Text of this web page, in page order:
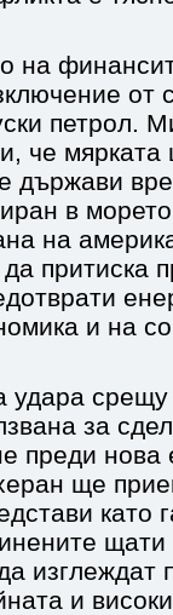
на
от
петрол.
че
държави
в
на
притиска
и на
удара
за
преди нова
ще
като
изглеждат
и